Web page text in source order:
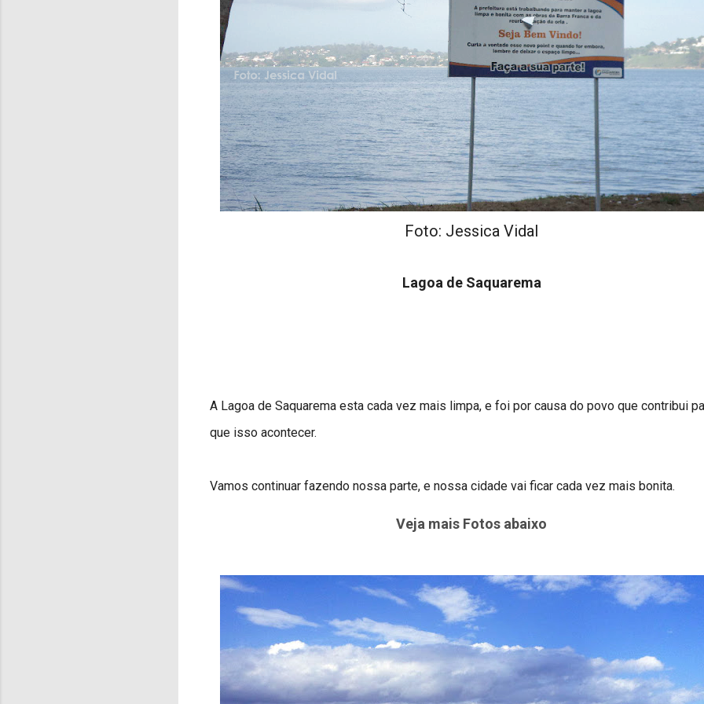
Foto: Jessica Vidal
Lagoa de Saquarema
A Lagoa de Saquarema esta cada vez mais limpa, e foi por causa do povo que contribui
que isso acontecer.
Vamos continuar fazendo nossa parte, e nossa cidade vai ficar cada vez mais bonita.
Veja mais Fotos abaixo